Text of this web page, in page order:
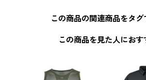
この商品の関連商品をタグ
この商品を見た人におす